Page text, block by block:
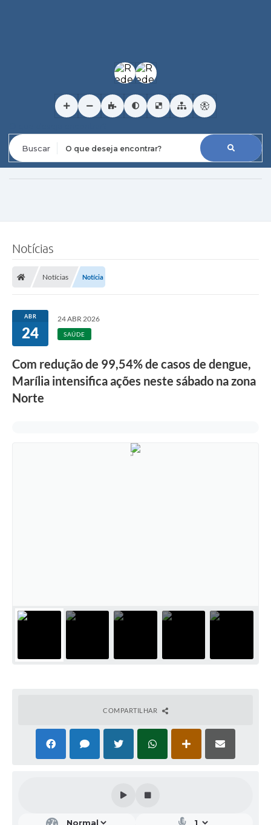
Notícias
Notícias Notícia
ABR
24
24 ABR 2026
SAÚDE
Com redução de 99,54% de casos de dengue,
Marília intensifica ações neste sábado na zona
Norte
COMPARTILHAR